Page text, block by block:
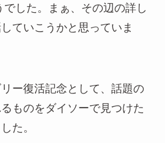
でした。まぁ、その辺の詳し
ていこうかと思っていま
ー復活記念として、話題の
ものをダイソーで見つけた
た。